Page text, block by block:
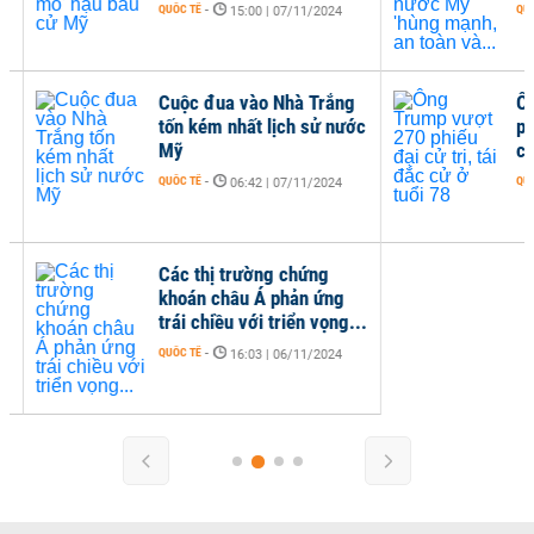
QUỐC TẾ - 15:00 | 07/11/2024
Cuộc đua vào Nhà Trắng
tốn kém nhất lịch sử nước
Mỹ
QUỐC TẾ - 06:42 | 07/11/2024
Các thị trường chứng
khoán châu Á phản ứng
trái chiều với triển vọng...
QUỐC TẾ - 16:03 | 06/11/2024